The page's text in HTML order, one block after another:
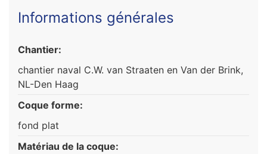
Informations générales
Chantier:
chantier naval C.W. van Straaten en Van der Brink,
NL-Den Haag
Coque forme:
fond plat
Matériau de la coque: